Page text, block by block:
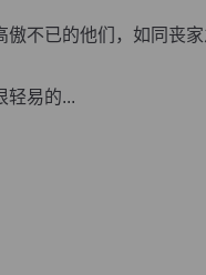
不已的他们，如同丧家
易的...